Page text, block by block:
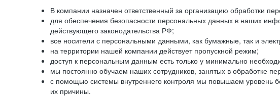
В компании назначен ответственный за организацию обработки
для обеспечения безопасности персональных данных в наших
действующего законодательства РФ;
все носители с персональными данными, как бумажные, так и
на территории нашей компании действует пропускной режим;
доступ к персональным данным есть только у минимально
мы постоянно обучаем наших сотрудников, занятых в обработке
с помощью системы внутреннего контроля мы повышаем уровень
их причины.